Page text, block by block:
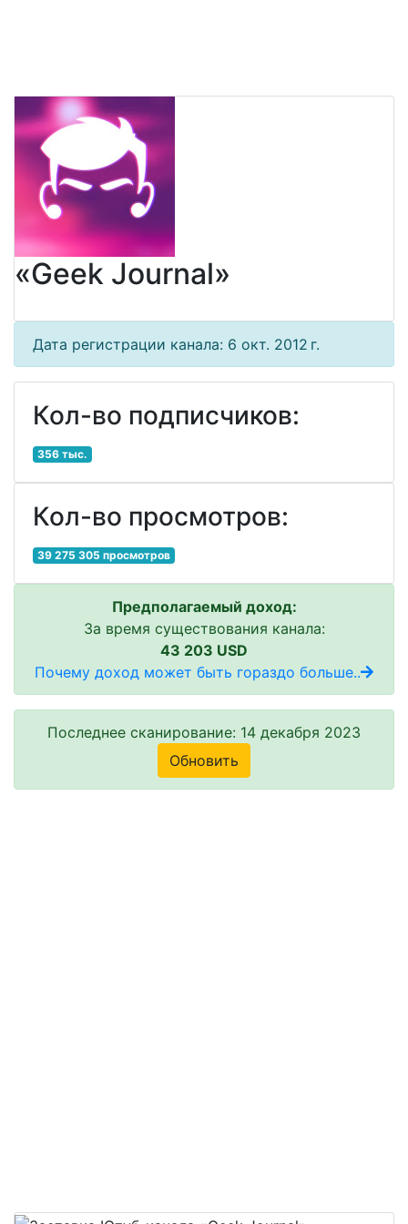
«Geek Journal»
Дата регистрации канала: 6 окт. 2012 г.
Кол-во подписчиков:
356 тыс.
Кол-во просмотров:
39 275 305 просмотров
Предполагаемый доход:
За время существования канала:
43 203 USD
Почему доход может быть гораздо больше..
Последнее сканирование: 14 декабря 2023
Обновить